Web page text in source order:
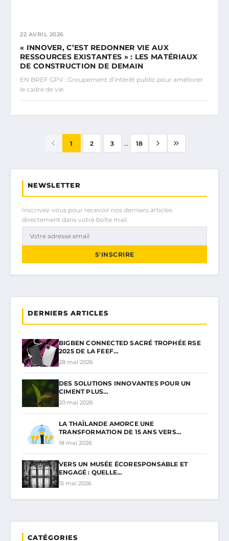
22 AVRIL 2026
« INNOVER, C’EST REDONNER VIE AUX
RESSOURCES EXISTANTES » : LES MATÉRIAUX
DE CONSTRUCTION DE DEMAIN
EN BREF GPV : Groupement d’intérêt public pour améliorer
le cadre de vie.
1 2 3 ... 18
NEWSLETTER
Inscrivez-vous pour recevoir nos derniers articles
directement dans votre boîte mail.
S'INSCRIRE
DERNIERS ARTICLES
BIGBEN CONNECTED SACRÉ TROPHÉE RSE
2025 DE LA FEEF…
28 mai 2026
DES SOLUTIONS INNOVANTES POUR UN
CIMENT PLUS…
20 mai 2026
LA THAÏLANDE AMORCE UNE
TRANSFORMATION DE 15 ANS VERS…
18 mai 2026
VERS UN MUSÉE ÉCORESPONSABLE ET
ENGAGÉ : QUELLE…
15 mai 2026
CATÉGORIES